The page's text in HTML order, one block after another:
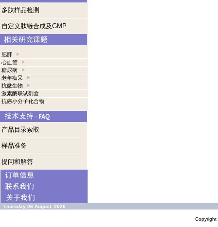
多肽样品检测
自定义肽链合成及GMP
肥胖
心血管
糖尿病
老年痴呆
抗微生物
激素酶联试剂盒
抗癌小分子化合物
产品目录索取
样品准备
提问和解答
Thursday 06 August, 2026